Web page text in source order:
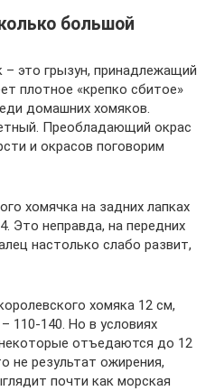
большой
– это грызун, принадлежащий
плотное «крепко сбитое»
домашних хомяков.
Преобладающий окрас
и окрасов поговорим
хомячка на задних лапках
Это неправда, на передних
настолько слабо развит,
хомяка 12 см,
110-140. Но в условиях
отъедаются до 12
не результат ожирения,
почти как морская